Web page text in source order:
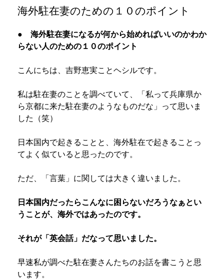
海外駐在妻のための１０のポイント
● 海外駐在妻になるが何から始めればいいのかわか
らない人のための１０のポイント
こんにちは、吉野恵実ことヘシルです。
私は駐在妻のことを調べていて、「私って兵庫県か
ら京都に来た駐在妻のようなものだな」って思いま
した（笑）
日本国内で起きることと、海外駐在で起きることっ
てよく似ていると思ったのです。
ただ、「言葉」に関しては大きく違いました。
日本国内だったらこんなに困らないだろうなぁとい
うことが、海外ではあったのです。
それが「英会話」だなって思いました。
早速私が調べた駐在妻さんたちのお話を書こうと思
います。